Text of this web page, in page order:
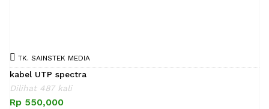
TK. SAINSTEK MEDIA
kabel UTP spectra
Dilihat 487 kali
Rp 550,000